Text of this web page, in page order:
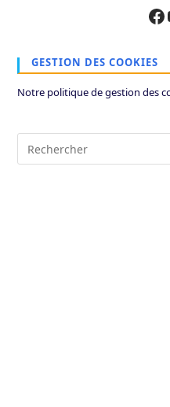
GESTION DES COOKIES
Notre politique de gestion des